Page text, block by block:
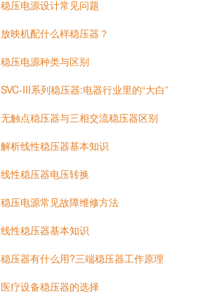
稳压电源设计常见问题
放映机配什么样稳压器？
稳压电源种类与区别
SVC-III系列稳压器:电器行业里的“大白”
无触点稳压器与三相交流稳压器区别
解析线性稳压器基本知识
线性稳压器电压转换
稳压电源常见故障维修方法
线性稳压器基本知识
稳压器有什么用?三端稳压器工作原理
医疗设备稳压器的选择